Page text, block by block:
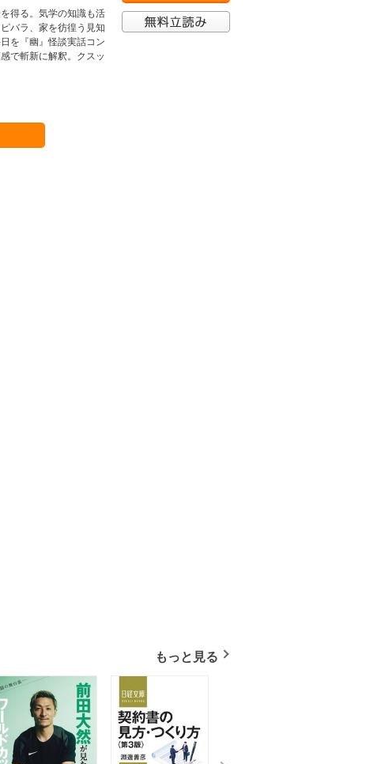
得る。気学の知識も活
バラ、家を彷徨う見知
を『幽』怪談実話コン
で斬新に解釈。クスッ
もっと見る